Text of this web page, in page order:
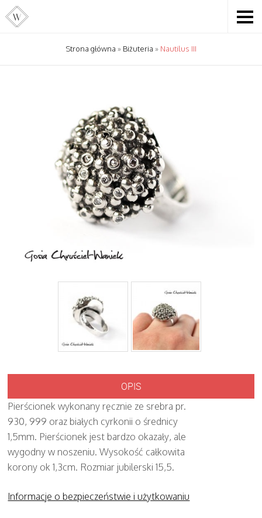
Strona główna » Biżuteria » Nautilus III
OPIS
Pierścionek wykonany ręcznie ze srebra pr.
930, 999 oraz białych cyrkonii o średnicy
1,5mm. Pierścionek jest bardzo okazały, ale
wygodny w noszeniu. Wysokość całkowita
korony ok 1,3cm. Rozmiar jubilerski 15,5.
Informacje o bezpieczeństwie i użytkowaniu